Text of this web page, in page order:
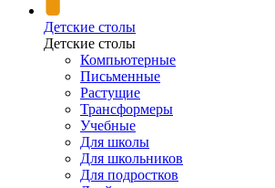
Детские столы
Детские столы
Компьютерные
Письменные
Растущие
Трансформеры
Учебные
Для школы
Для школьников
Для подростков